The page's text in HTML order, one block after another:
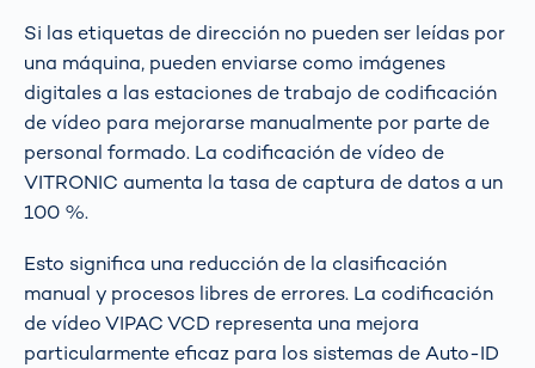
Si las etiquetas de dirección no pueden ser leídas por
una máquina, pueden enviarse como imágenes
digitales a las estaciones de trabajo de codificación
de vídeo para mejorarse manualmente por parte de
personal formado. La codificación de vídeo de
VITRONIC aumenta la tasa de captura de datos a un
100 %.
Esto significa una reducción de la clasificación
manual y procesos libres de errores. La codificación
de vídeo VIPAC VCD representa una mejora
particularmente eficaz para los sistemas de Auto-ID